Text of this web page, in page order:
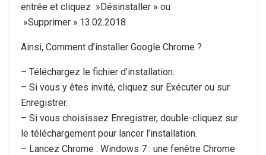
entrée et cliquez »Désinstaller » ou
»Supprimer ».13.02.2018
Ainsi, Comment d’installer Google Chrome ?
– Téléchargez le fichier d’installation.
– Si vous y êtes invité, cliquez sur Exécuter ou sur
Enregistrer.
– Si vous choisissez Enregistrer, double-cliquez sur
le téléchargement pour lancer l’installation.
– Lancez Chrome : Windows 7 : une fenêtre Chrome